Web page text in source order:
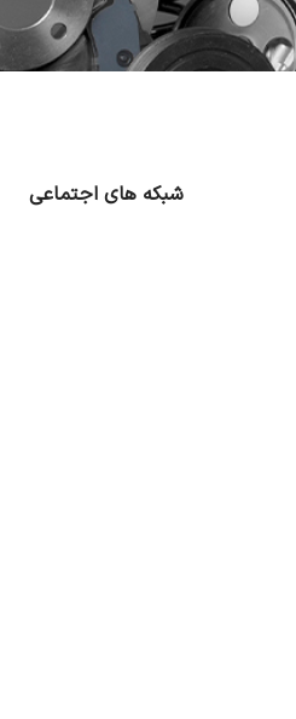
شبکه های اجتماعی